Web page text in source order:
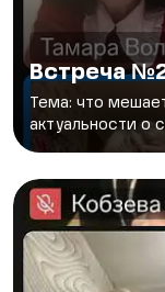
Встреча
Тема: что
актуальности о